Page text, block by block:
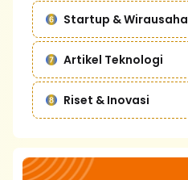
Startup & Wirausaha
Artikel Teknologi
Riset & Inovasi